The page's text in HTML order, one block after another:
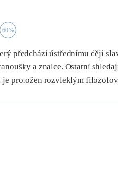
60%
předchází ústřednímu ději
a znalce. Ostatní
je proložen rozvleklým